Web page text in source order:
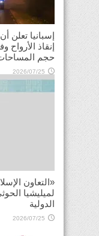
إسبانيا تعلن
إنقاذ
حجم
2026/07/25
«التعاون
لميليشيا
الدولية
2026/07/25